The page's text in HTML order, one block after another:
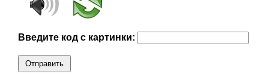
Введите код с картинки:
Отправить